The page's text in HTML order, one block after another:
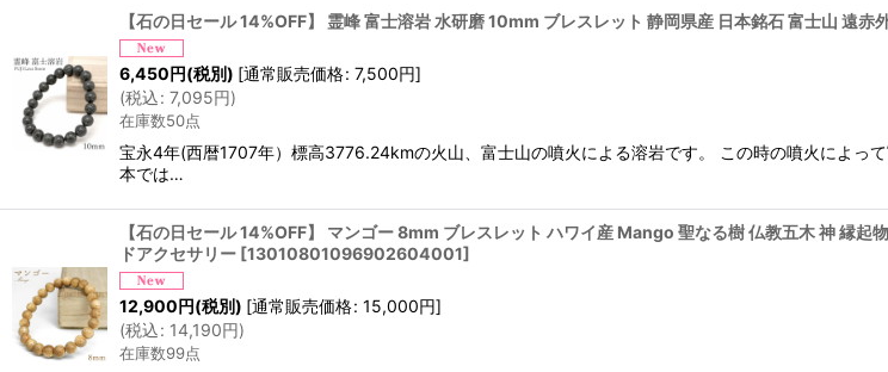
【石の日セール 14%OFF】 霊峰 富士溶岩 水研磨 10mm ブレスレット 静岡県産 日本銘石 富士山 遠赤
6,450円(税別) [通常販売価格: 7,500円]
(税込: 7,095円)
在庫数50点
宝永4年(西暦1707年）標高3776.24kmの火山、富士山の噴火による溶岩です。 この時の噴火によっ
本では…
【石の日セール 14%OFF】 マンゴー 8mm ブレスレット ハワイ産 Mango 聖なる樹 仏教五木 神 縁
ドアクセサリー [13010801096902604001]
12,900円(税別) [通常販売価格: 15,000円]
(税込: 14,190円)
在庫数99点